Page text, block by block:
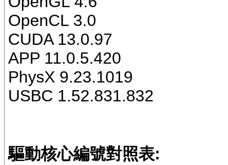
OpenCL 3.0
CUDA 13.0.97
APP 11.0.5.420
PhysX 9.23.1019
USBC 1.52.831.832
驅動核心編號對照表: